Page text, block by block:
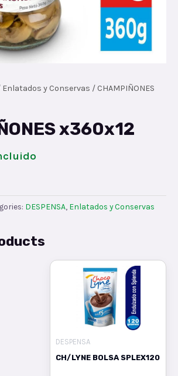
Enlatados y Conservas / CHAMPIÑONES
x360x12
DESPENSA, Enlatados y Conservas
DESPENSA
CH/LYNE BOLSA SPLEX120